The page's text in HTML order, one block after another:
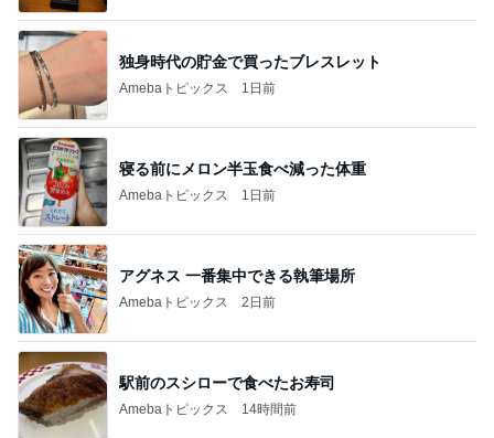
独身時代の貯金で買ったブレスレット
Amebaトピックス 1日前
寝る前にメロン半玉食べ減った体重
Amebaトピックス 1日前
アグネス 一番集中できる執筆場所
Amebaトピックス 2日前
駅前のスシローで食べたお寿司
Amebaトピックス 14時間前